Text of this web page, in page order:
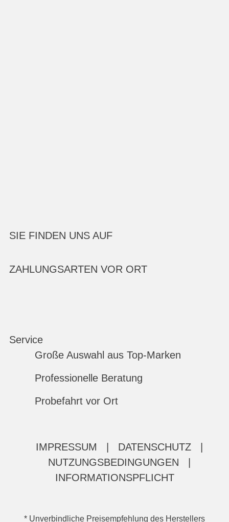
SIE FINDEN UNS AUF
ZAHLUNGSARTEN VOR ORT
Service
Große Auswahl aus Top-Marken
Professionelle Beratung
Probefahrt vor Ort
IMPRESSUM DATENSCHUTZ
NUTZUNGSBEDINGUNGEN
INFORMATIONSPFLICHT
* Unverbindliche Preisempfehlung des Herstellers